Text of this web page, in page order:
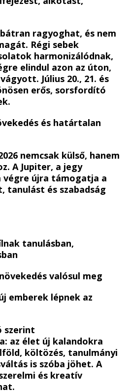
ragyoghat, és nem
Régi sebek
harmonizálódnak,
elindul azon az úton,
Július 20., 21. és
erős, sorsfordító
és határtalan
nemcsak külső, hanem
A Jupiter, a jegy
végre újra támogatja a
tanulást és szabadság
tanulásban,
valósul meg
emberek lépnek az
szerint
az élet új kalandokra
költözés, tanulmányi
is szóba jöhet. A
és kreatív